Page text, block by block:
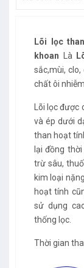
Lõi lọc
khoan
Là
sắc,mùi,
chất ôi
Lõi lọc
và ép dưới
than hoạt
lại đồng
trừ sâu,
kim loại
hoạt tính
sử dụng
thống lọc.
Thời gian